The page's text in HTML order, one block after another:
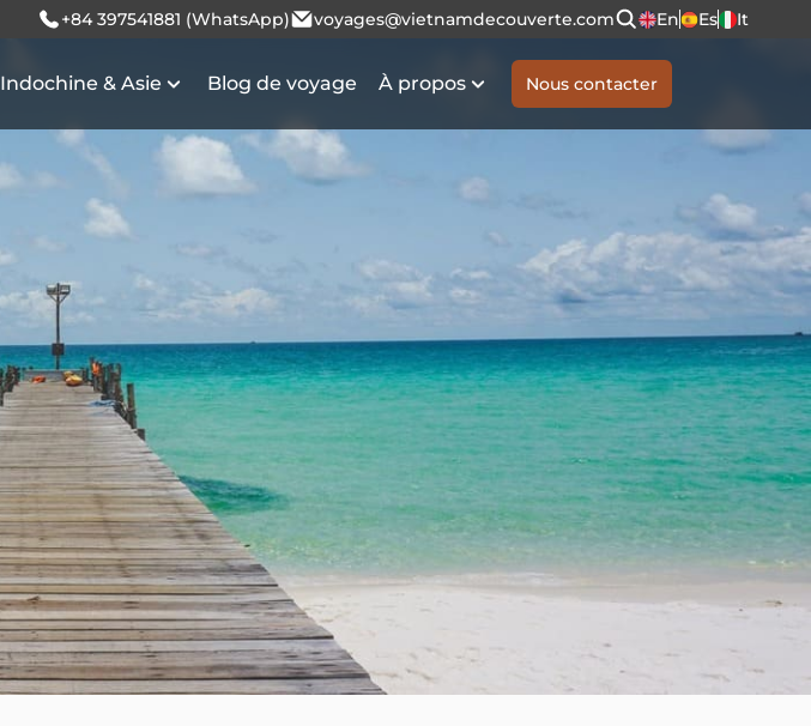
+84 397541881 (WhatsApp) voyages@vietnamdecouverte.com En Es It
Indochine & Asie Blog de voyage À propos Nous contacter